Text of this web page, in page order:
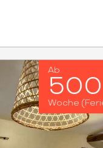
Ab
Woche